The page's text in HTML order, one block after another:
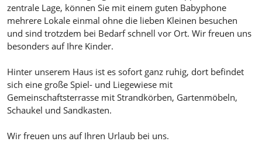
zentrale Lage, können Sie mit einem guten Babyphone
mehrere Lokale einmal ohne die lieben Kleinen besuchen
und sind trotzdem bei Bedarf schnell vor Ort. Wir freuen uns
besonders auf Ihre Kinder.
Hinter unserem Haus ist es sofort ganz ruhig, dort befindet
sich eine große Spiel- und Liegewiese mit
Gemeinschaftsterrasse mit Strandkörben, Gartenmöbeln,
Schaukel und Sandkasten.
Wir freuen uns auf Ihren Urlaub bei uns.